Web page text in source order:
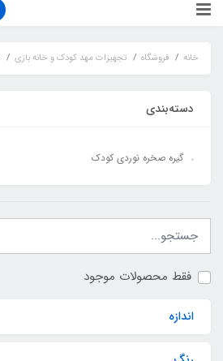
خانه فروشگاه تجهیزات مهد کودک و خانه بازی
دسته‌بندی
گیره صخره نوردی کودک
فقط محصولات موجود
اندازه